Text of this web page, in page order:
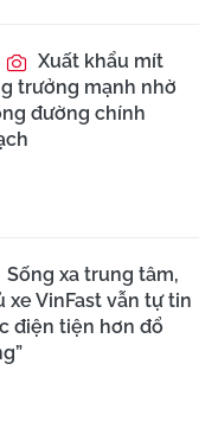
Xuất khẩu mít
trưởng mạnh nhờ
đường chính
Sống xa trung tâm,
xe VinFast vẫn tự tin
điện tiện hơn đổ